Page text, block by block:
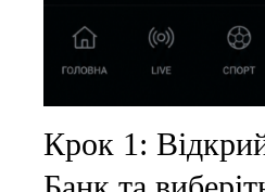
Крок 1: